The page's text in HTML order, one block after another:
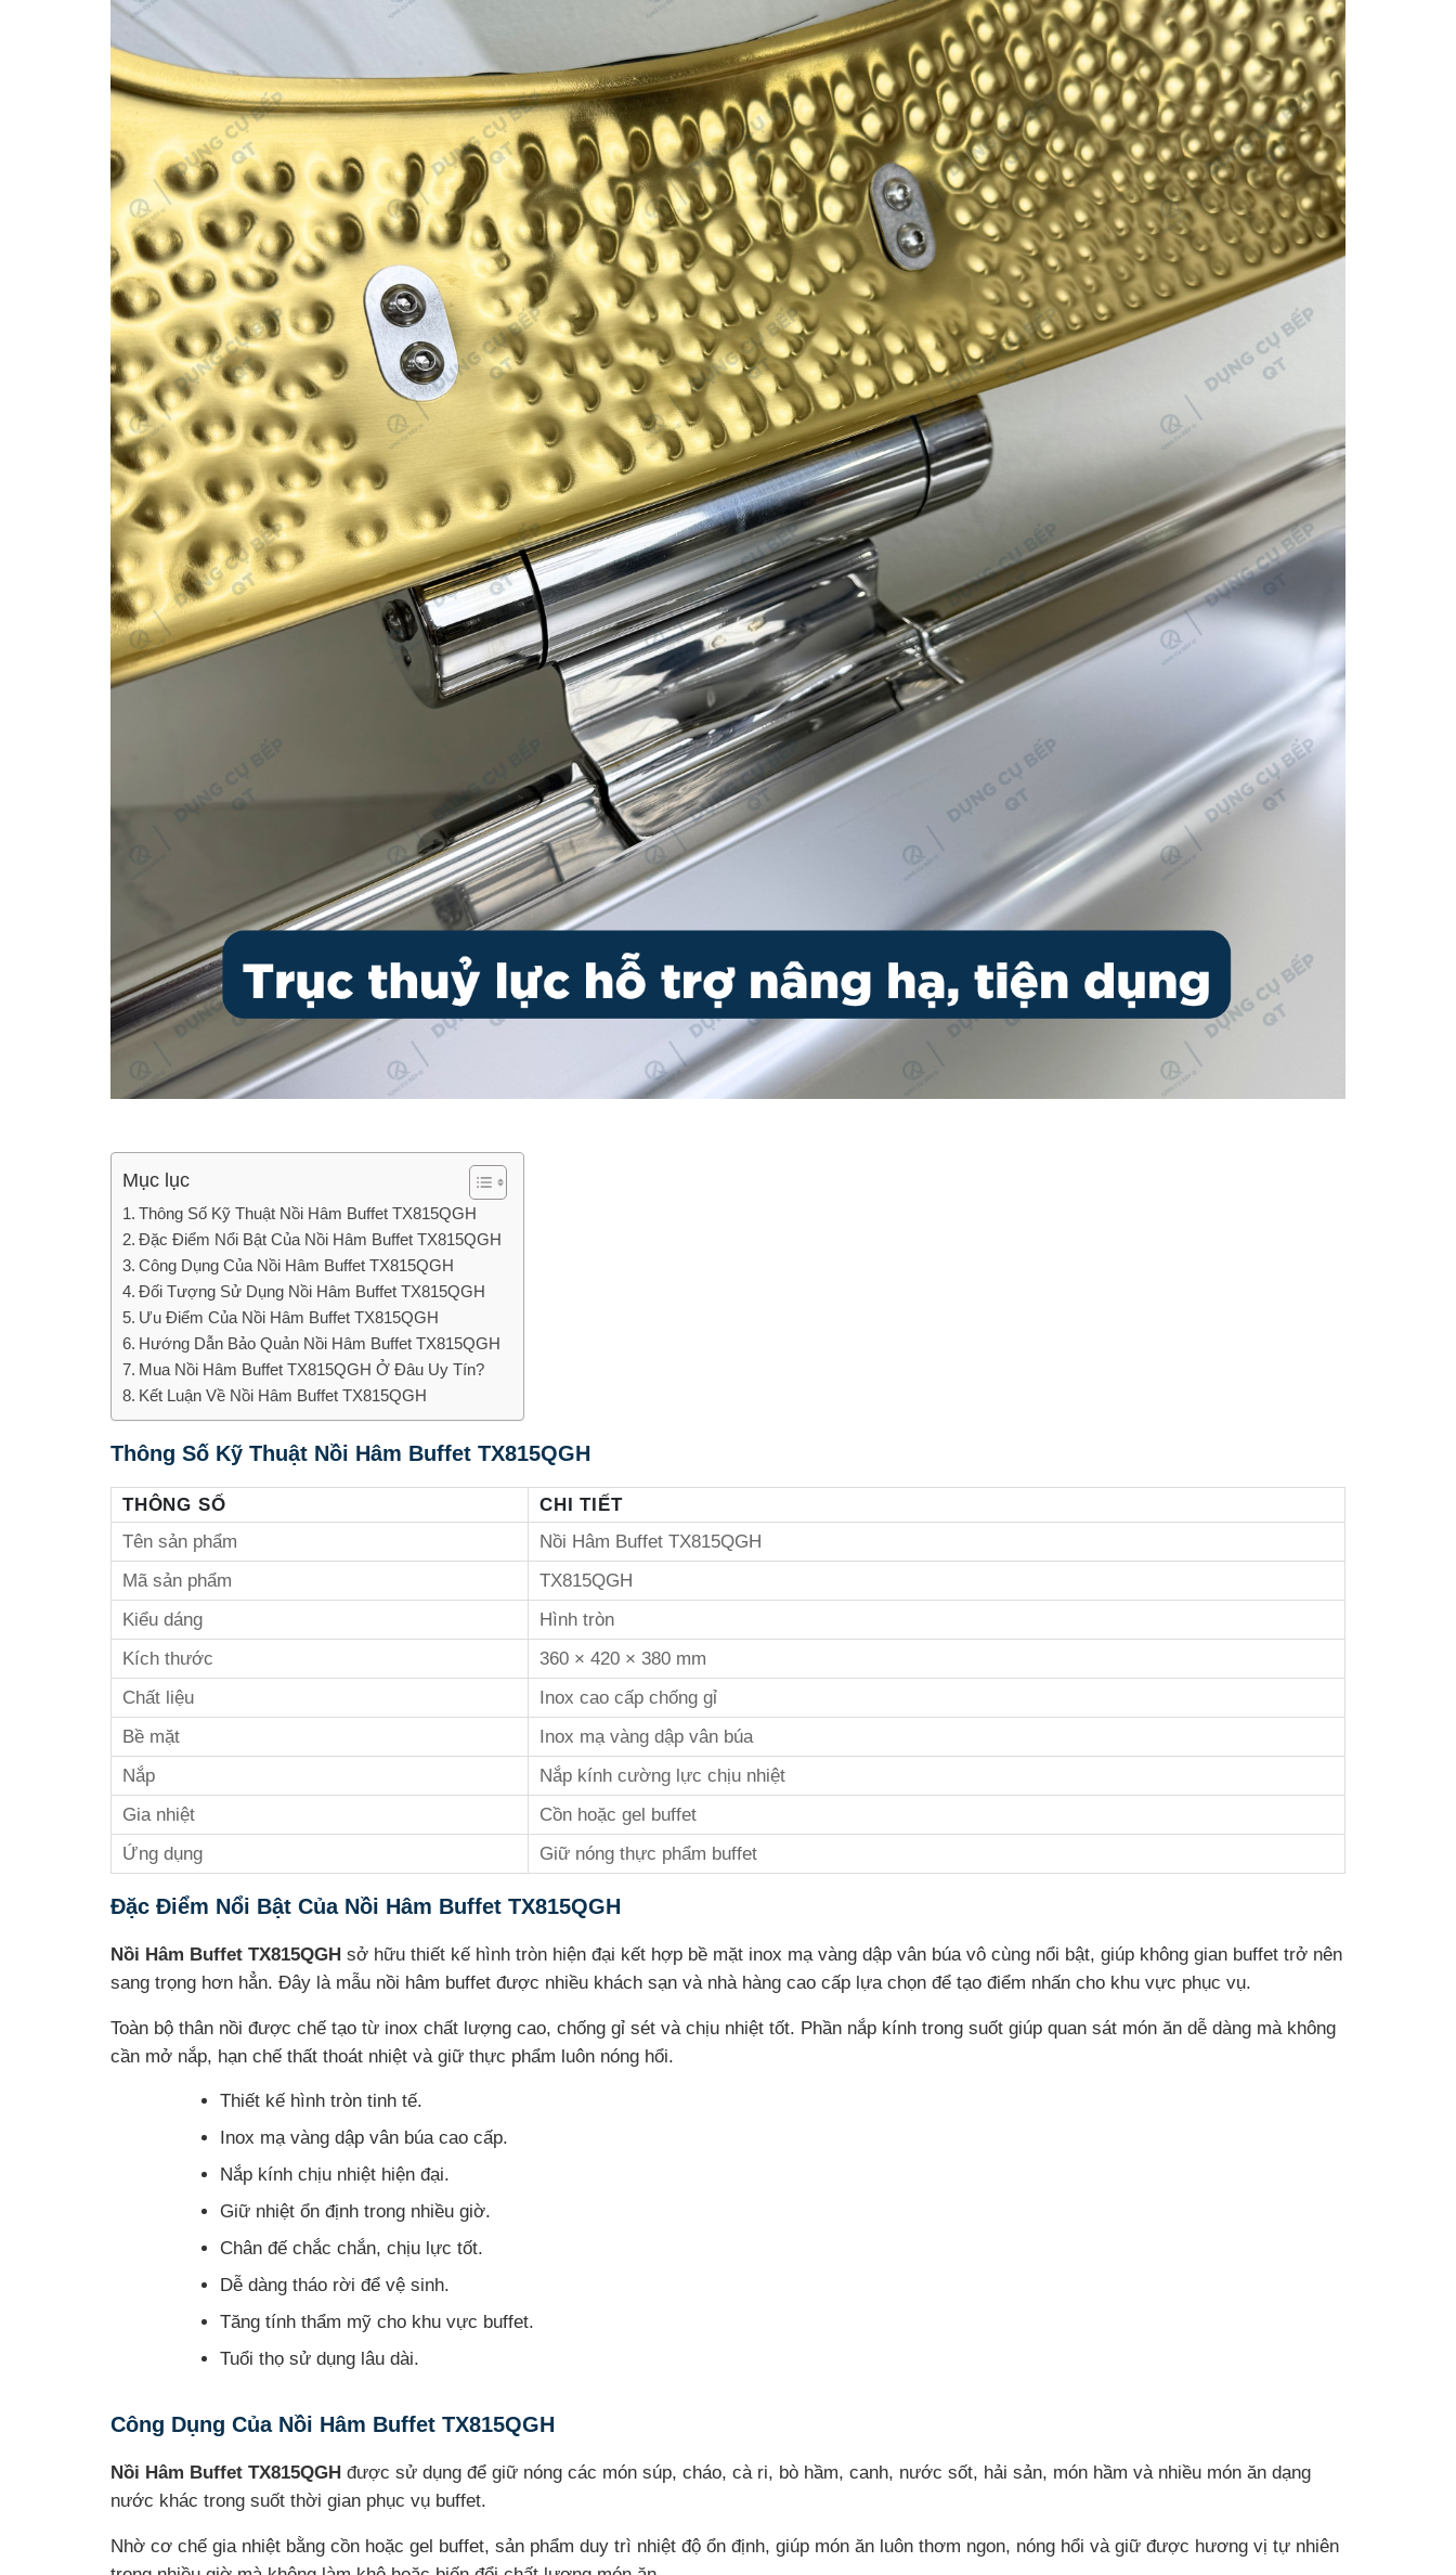
Mục lục
Thông Số Kỹ Thuật Nồi Hâm Buffet TX815QGH
Đặc Điểm Nổi Bật Của Nồi Hâm Buffet TX815QGH
Công Dụng Của Nồi Hâm Buffet TX815QGH
Đối Tượng Sử Dụng Nồi Hâm Buffet TX815QGH
Ưu Điểm Của Nồi Hâm Buffet TX815QGH
Hướng Dẫn Bảo Quản Nồi Hâm Buffet TX815QGH
Mua Nồi Hâm Buffet TX815QGH Ở Đâu Uy Tín?
Kết Luận Về Nồi Hâm Buffet TX815QGH
Thông Số Kỹ Thuật Nồi Hâm Buffet TX815QGH
THÔNG SỐ
CHI TIẾT
Tên sản phẩm
Nồi Hâm Buffet TX815QGH
Mã sản phẩm
TX815QGH
Kiểu dáng
Hình tròn
Kích thước
360 × 420 × 380 mm
Chất liệu
Inox cao cấp chống gỉ
Bề mặt
Inox mạ vàng dập vân búa
Nắp
Nắp kính cường lực chịu nhiệt
Gia nhiệt
Cồn hoặc gel buffet
Ứng dụng
Giữ nóng thực phẩm buffet
Đặc Điểm Nổi Bật Của Nồi Hâm Buffet TX815QGH
Nồi Hâm Buffet TX815QGH sở hữu thiết kế hình tròn hiện đại kết hợp bề mặt inox mạ vàng dập vân búa vô cùng nổi bật, giúp không gian buffet trở nên
sang trọng hơn hẳn. Đây là mẫu nồi hâm buffet được nhiều khách sạn và nhà hàng cao cấp lựa chọn để tạo điểm nhấn cho khu vực phục vụ.
Toàn bộ thân nồi được chế tạo từ inox chất lượng cao, chống gỉ sét và chịu nhiệt tốt. Phần nắp kính trong suốt giúp quan sát món ăn dễ dàng mà không
cần mở nắp, hạn chế thất thoát nhiệt và giữ thực phẩm luôn nóng hổi.
Thiết kế hình tròn tinh tế.
Inox mạ vàng dập vân búa cao cấp.
Nắp kính chịu nhiệt hiện đại.
Giữ nhiệt ổn định trong nhiều giờ.
Chân đế chắc chắn, chịu lực tốt.
Dễ dàng tháo rời để vệ sinh.
Tăng tính thẩm mỹ cho khu vực buffet.
Tuổi thọ sử dụng lâu dài.
Công Dụng Của Nồi Hâm Buffet TX815QGH
Nồi Hâm Buffet TX815QGH được sử dụng để giữ nóng các món súp, cháo, cà ri, bò hầm, canh, nước sốt, hải sản, món hầm và nhiều món ăn dạng
nước khác trong suốt thời gian phục vụ buffet.
Nhờ cơ chế gia nhiệt bằng cồn hoặc gel buffet, sản phẩm duy trì nhiệt độ ổn định, giúp món ăn luôn thơm ngon, nóng hổi và giữ được hương vị tự nhiên